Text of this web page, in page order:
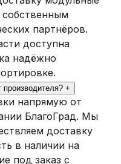
собственным
партнёров.
доступна
надёжно
производителя? +
напрямую от
БлагоГрад. Мы
доставку
в наличии на
под заказ с